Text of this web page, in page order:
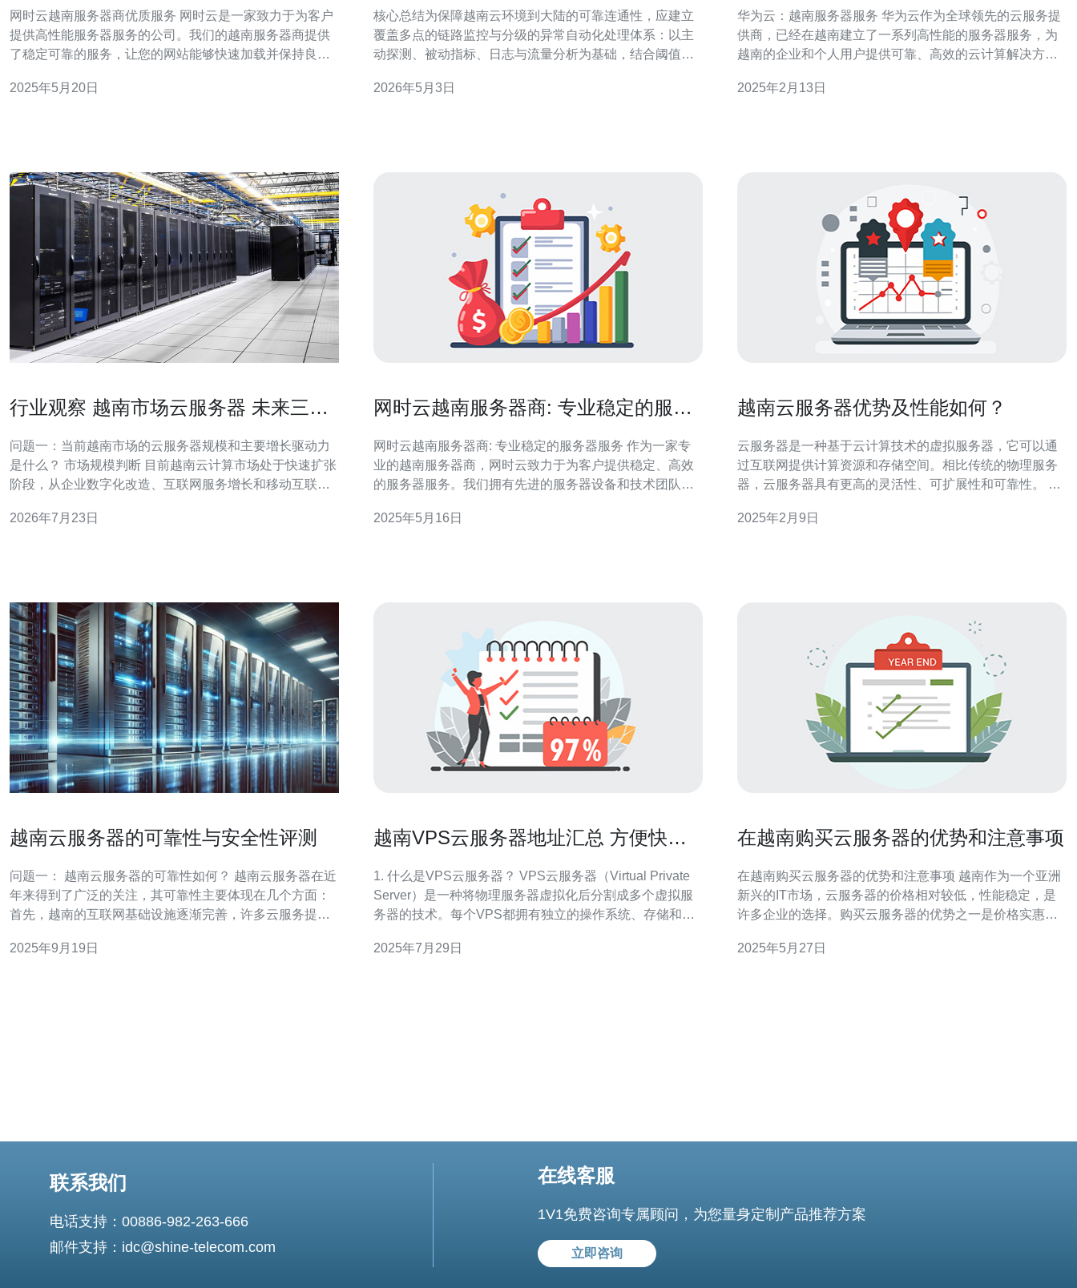
网时云越南服务器商优质服务 网时云是一家致力于为客户
提供高性能服务器服务的公司。我们的越南服务器商提供
了稳定可靠的服务，让您的网站能够快速加载并保持良好
了服务器的稳定性和可靠性。 2. 高性能：我们的服务器配
2025年5月20日
核心总结为保障越南云环境到大陆的可靠连通性，应建立
覆盖多点的链路监控与分级的异常自动化处理体系：以主
动探测、被动指标、日志与流量分析为基础，结合阈值与
清洗、重启服务等），并在供应商侧选择具备跨境带宽优
2026年5月3日
华为云：越南服务器服务 华为云作为全球领先的云服务提
供商，已经在越南建立了一系列高性能的服务器服务，为
越南的企业和个人用户提供可靠、高效的云计算解决方
据存储和处理的核心设备。服务器的性能和稳定性对于保
2025年2月13日
行业观察 越南市场云服务器 未来三年
问题一：当前越南市场的云服务器规模和主要增长驱动力
是什么？ 市场规模判断 目前越南云计算市场处于快速扩张
阶段，从企业数字化改造、互联网服务增长和移动互联网
位数增长。特别是中小企业对弹性计算、按需计费的接受
2026年7月23日
网时云越南服务器商: 专业稳定的服务
网时云越南服务器商: 专业稳定的服务器服务 作为一家专
业的越南服务器商，网时云致力于为客户提供稳定、高效
的服务器服务。我们拥有先进的服务器设备和技术团队，
技术团队由经验丰富的专业人员组成，能
2025年5月16日
越南云服务器优势及性能如何？
云服务器是一种基于云计算技术的虚拟服务器，它可以通
过互联网提供计算资源和存储空间。相比传统的物理服务
器，云服务器具有更高的灵活性、可扩展性和可靠性。 越
势： 2.1 高性价比 越南云服务器价格相对较低，但性能卓
2025年2月9日
越南云服务器的可靠性与安全性评测
问题一： 越南云服务器的可靠性如何？ 越南云服务器在近
年来得到了广泛的关注，其可靠性主要体现在几个方面：
首先，越南的互联网基础设施逐渐完善，许多云服务提供
多云服务商提供的服务都有99.9%的正常运行时间保证，
2025年9月19日
越南VPS云服务器地址汇总 方便快捷
1. 什么是VPS云服务器？ VPS云服务器（Virtual Private
Server）是一种将物理服务器虚拟化后分割成多个虚拟服
务器的技术。每个VPS都拥有独立的操作系统、存储和带
务器通常被广泛应用于网站托管、应用开发、游戏服务器
2025年7月29日
在越南购买云服务器的优势和注意事项
在越南购买云服务器的优势和注意事项 越南作为一个亚洲
新兴的IT市场，云服务器的价格相对较低，性能稳定，是
许多企业的选择。购买云服务器的优势之一是价格实惠，
东南亚等地区，可提供更快的网络速度和更稳定的连接。
2025年5月27日
联系我们
电话支持：00886-982-263-666
邮件支持：idc@shine-telecom.com
在线客服
1V1免费咨询专属顾问，为您量身定制产品推荐方案
立即咨询